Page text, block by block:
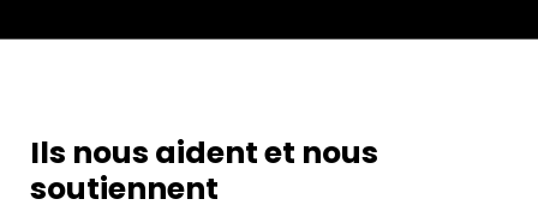
Ils nous aident et nous
soutiennent